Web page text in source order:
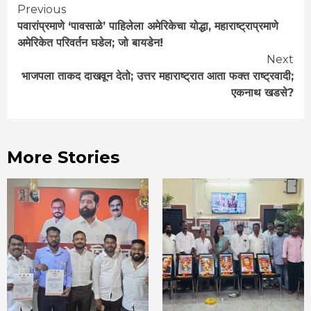
Continue
Reading
Previous
पवारांप्रमाणे ‘पावसाळे’ पाहिलेला अमेरिकेचा योद्धा, महाराष्ट्राप्रमाणे
अमेरिकेत परिवर्तन घडेल; जो बायडेन!
Next
भाजपला ताकद दाखवून देतो; उत्तर महाराष्ट्रात आता फक्त राष्ट्रवादी;
एकनाथ खडसे?
More Stories